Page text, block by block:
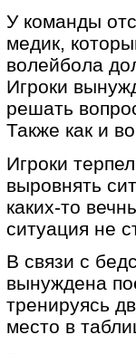
У команды
медик,
волейбола
Игроки
решать
Также как и
Игроки
выровнять
каких-то
ситуация не
В связи с
вынуждена
тренируясь
место в